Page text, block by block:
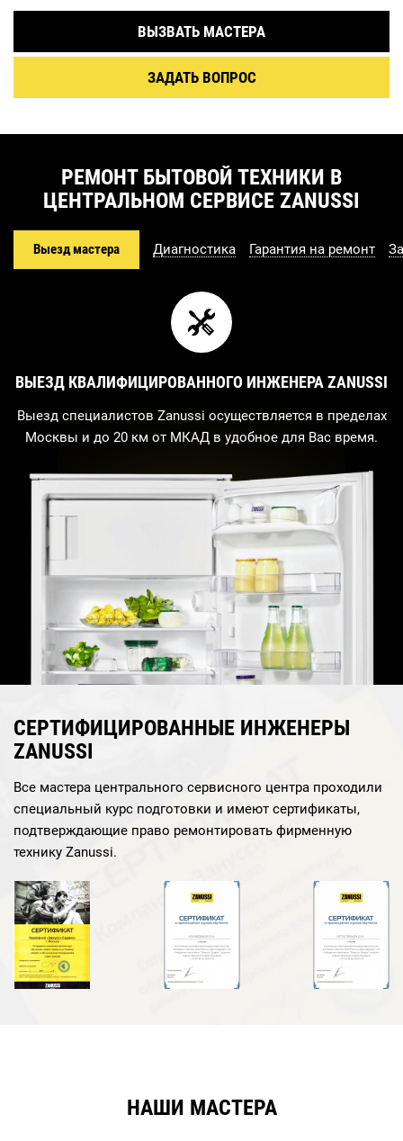
ВЫЗВАТЬ МАСТЕРА
ЗАДАТЬ ВОПРОС
РЕМОНТ БЫТОВОЙ ТЕХНИКИ В
ЦЕНТРАЛЬНОМ СЕРВИСЕ ZANUSSI
Выезд мастера Диагностика Гарантия на ремонт
ВЫЕЗД КВАЛИФИЦИРОВАННОГО ИНЖЕНЕРА ZANUSSI
Выезд специалистов Zanussi осуществляется в пределах
Москвы и до 20 км от МКАД в удобное для Вас время.
СЕРТИФИЦИРОВАННЫЕ ИНЖЕНЕРЫ
ZANUSSI
Все мастера центрального сервисного центра проходили
специальный курс подготовки и имеют сертификаты,
подтверждающие право ремонтировать фирменную
технику Zanussi.
НАШИ МАСТЕРА